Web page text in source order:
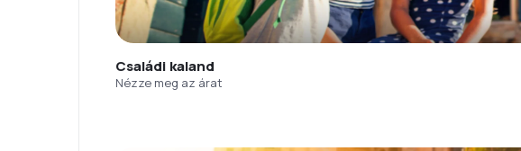
Családi kaland
Nézze meg az árat